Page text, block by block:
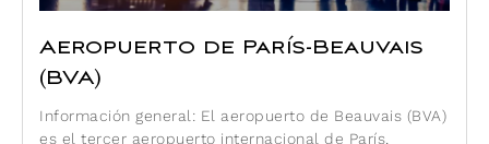
Aeropuerto de París-Beauvais
(BVA)
Información general: El aeropuerto de Beauvais (BVA)
es el tercer aeropuerto internacional de París,